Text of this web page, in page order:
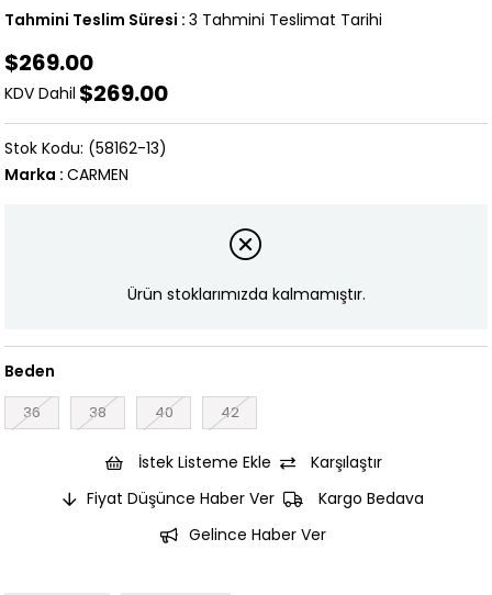
Tahmini Teslim Süresi : 3 Tahmini Teslimat Tarihi
$269.00
KDV Dahil $269.00
(58162-13)
Marka : CARMEN
Ürün stoklarımızda kalmamıştır.
Beden
36 38 40 42
İstek Listeme Ekle
Karşılaştır
Fiyat Düşünce Haber Ver
Kargo Bedava
Gelince Haber Ver